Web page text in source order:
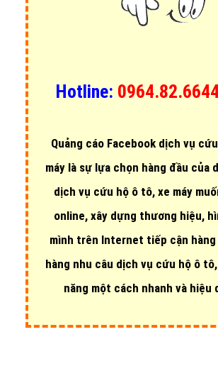
xe máy, đem lại cho doanh nghiệp bạn giải
cứu hộ ô tô, xe máy tối ưu hiệu quả.
Hotline:
dịch vụ cứu hộ ô tô, xe máy